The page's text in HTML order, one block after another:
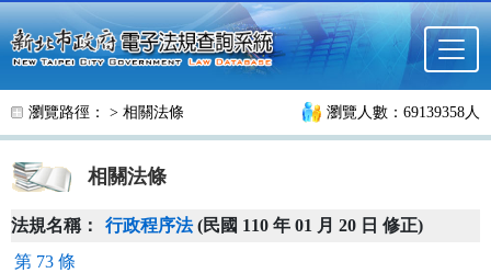
跳至主要內容
瀏覽路徑： > 相關法條 瀏覽人數：69139358人
相關法條
法規名稱： 行政程序法(民國 110 年 01 月 20 日 修正)
第 73 條